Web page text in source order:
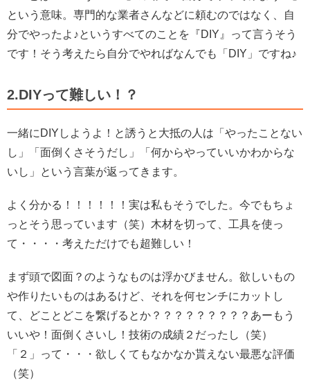
という意味。 専門的な業者さんなどに頼むのではなく、自
分でやったよ♪というすべてのことを『DIY』って言うそう
です！ そう考えたら自分でやればなんでも「DIY」ですね♪
2.DIYって難しい！？
一緒にDIYしようよ！と誘うと大抵の人は「やったことない
し」「面倒くさそうだし」「何からやっていいかわからな
いし」という言葉が返ってきます。
よく分かる！！！！！！実は私もそうでした。今でもちょ
っとそう思っています（笑） 木材を切って、工具を使っ
て・・・・考えただけでも超難しい！
まず頭で図面？のようなものは浮かびません。欲しいもの
や作りたいものはあるけど、それを何センチにカットし
て、どことどこを繋げるとか？？？？？？？？？ あーもう
いいや！面倒くさいし！技術の成績２だったし（笑）
「２」って・・・欲しくてもなかなか貰えない最悪な評価
（笑）